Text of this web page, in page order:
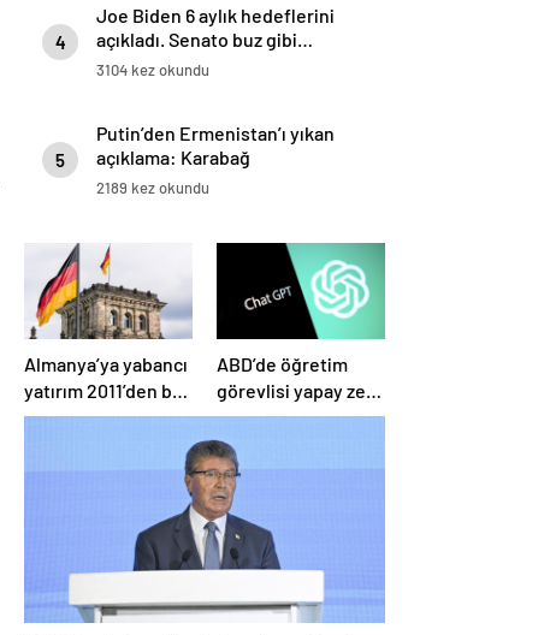
4
Joe Biden 6 aylık hedeflerini
açıkladı. Senato buz gibi…
3104 kez okundu
5
Putin’den Ermenistan’ı yıkan
açıklama: Karabağ
Azerbaycan’ın ayrılmaz bir
2189 kez okundu
Almanya’ya yabancı
yatırım 2011’den bu
yana en düşük
ABD’de öğretim
görevlisi yapay zeka
kullandı: Öğrenci
ders ücretini geri
istedi